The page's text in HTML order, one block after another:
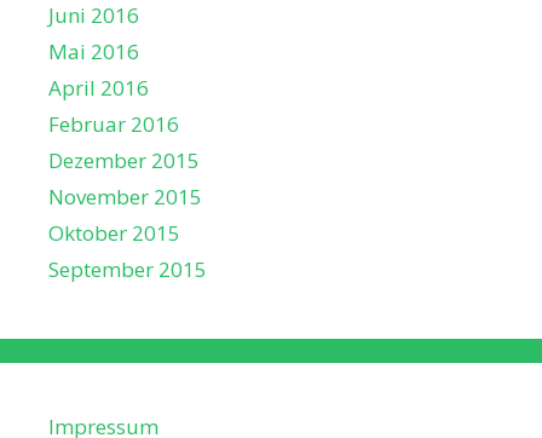
Juni 2016
Mai 2016
April 2016
Februar 2016
Dezember 2015
November 2015
Oktober 2015
September 2015
Impressum